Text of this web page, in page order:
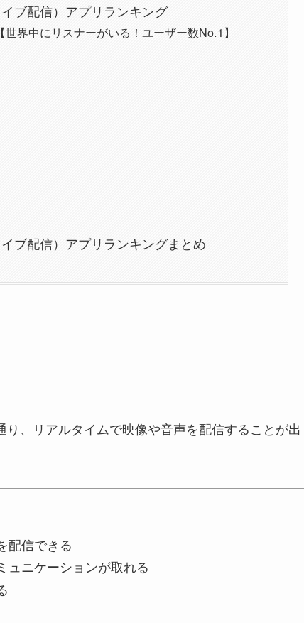
ブ配信）アプリランキング
界中にリスナーがいる！ユーザー数No.1】
ブ配信）アプリランキングまとめ
、リアルタイムで映像や音声を配信することが出
配信できる
ュニケーションが取れる